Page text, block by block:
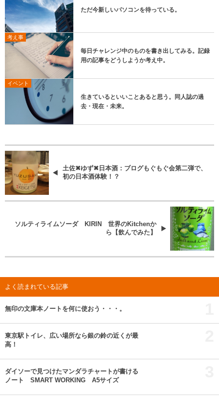
ただ今新しいパソコンを待っている。
考え事
毎日チャレンジ中のものを書き出してみる。記録
用の記事をどうしようか考え中。
イベント
生きているといいことあると思う。同人誌の過
去・現在・未来。
土佐✖ゆず✖日本酒：ブログもぐもぐ会第二弾で、
初の日本酒体験！？
ソルティライムソーダ KIRIN 世界のKitchenか
ら【飲んでみた】
よく読まれている記事
無印の文庫本ノートを何に使おう・・・。
東京駅トイレ、広い場所なら銀の鈴の近くが最
高！
ダイソーで見つけたマンダラチャートが書ける
ノート SMART WORKING A5サイズ